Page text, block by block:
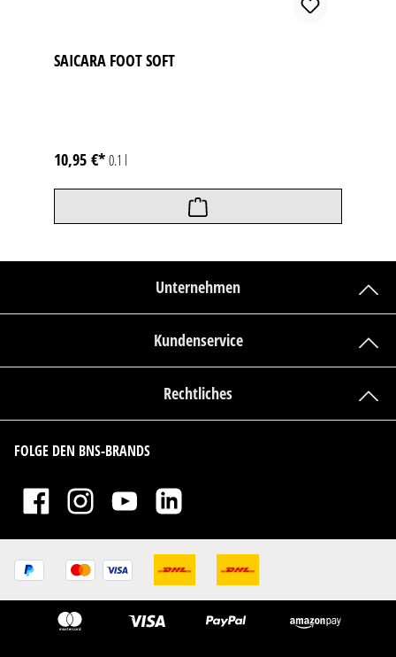
SAICARA FOOT SOFT
10,95 €*0.1 l
Unternehmen
Kundenservice
Rechtliches
FOLGE DEN BNS-BRANDS